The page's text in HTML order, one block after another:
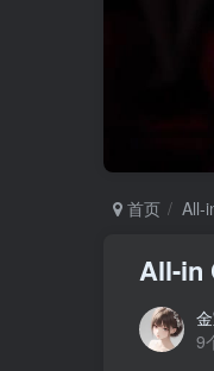
首页 All-
All-in
9